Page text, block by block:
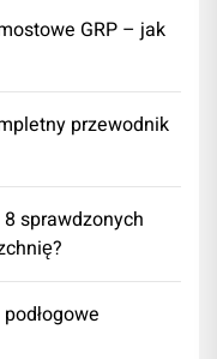
GRP – jak
przewodnik
sprawdzonych